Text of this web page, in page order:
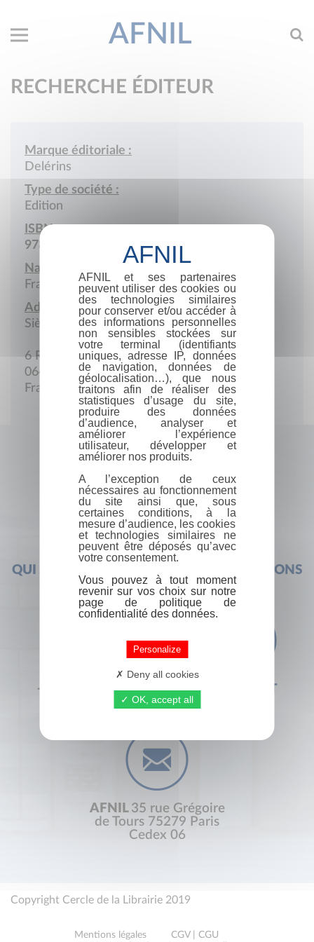
AFNIL
RECHERCHE ÉDITEUR
Marque éditoriale :
Delérins
Type de société :
Edition
ISBN :
978-2-911944
Nationalité :
France
Adresse :
Siège social
6 Rue Montaigne
06400 Cannes
France
QUI SOMMES-NOUS ? FOIRE AUX QUESTIONS
+33 (0) 1 44 41 29 19 CONTACT
AFNIL 35 rue Grégoire
de Tours 75279 Paris
Cedex 06
Copyright Cercle de la Librairie 2019
Mentions légales
CGV | CGU
AFNIL et ses partenaires
peuvent utiliser des cookies ou
des technologies similaires
pour conserver et/ou accéder à
des informations personnelles
non sensibles stockées sur
votre terminal (identifiants
uniques, adresse IP, données
de navigation, données de
géolocalisation…), que nous
traitons afin de réaliser des
statistiques d’usage du site,
produire des données
d’audience, analyser et
améliorer l’expérience
utilisateur, développer et
améliorer nos produits.
A l’exception de ceux
nécessaires au fonctionnement
du site ainsi que, sous
certaines conditions, à la
mesure d’audience, les cookies
et technologies similaires ne
peuvent être déposés qu’avec
votre consentement.
Vous pouvez à tout moment
revenir sur vos choix sur notre
page de politique de
confidentialité des données.
Personalize
Deny all cookies
OK, accept all